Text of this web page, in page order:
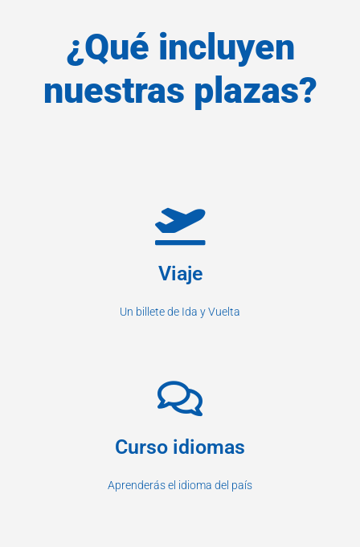
¿Qué incluyen
nuestras plazas?
Viaje
Un billete de Ida y Vuelta
Curso idiomas
Aprenderás el idioma del país